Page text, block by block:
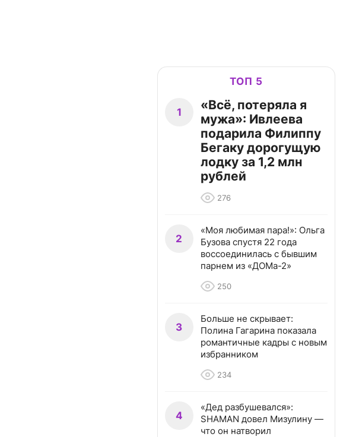
ТОП 5
1
«Всё, потеряла я
мужа»: Ивлеева
подарила Филиппу
Бегаку дорогущую
лодку за 1,2 млн
рублей
276
2
«Моя любимая пара!»: Ольга
Бузова спустя 22 года
воссоединилась с бывшим
парнем из «ДОМа-2»
250
3
Больше не скрывает:
Полина Гагарина показала
романтичные кадры с новым
избранником
234
4
«Дед разбушевался»:
SHAMAN довел Мизулину —
что он натворил